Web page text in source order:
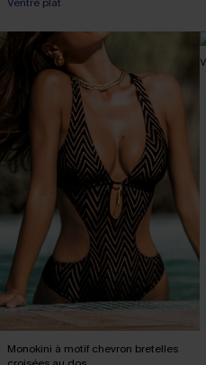
Monokini à motif chevron bretelles